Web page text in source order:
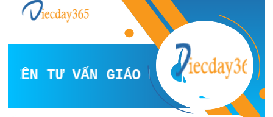
TƯ VẤN GIÁO DỤC